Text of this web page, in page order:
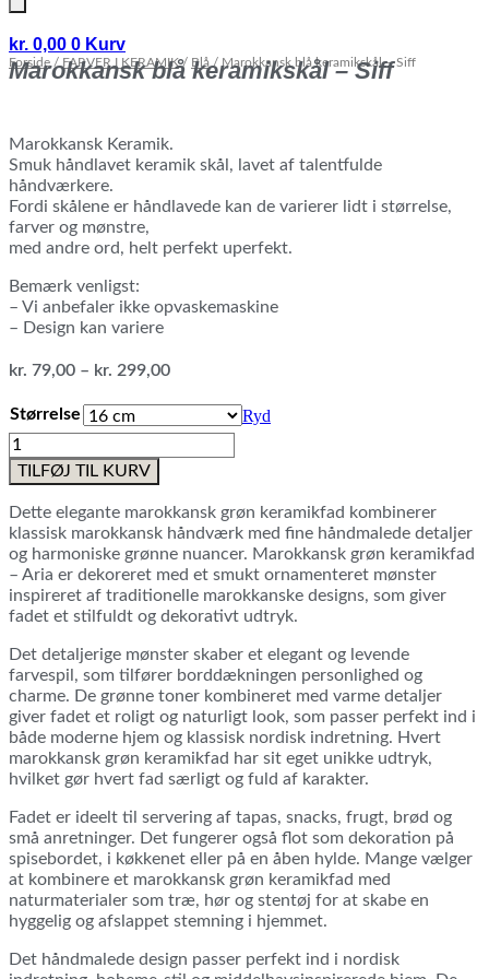
kr. 0,00 0 Kurv
Forside / FARVER I KERAMIK/ Blå / Marokkansk blå keramikskål – Siff
Marokkansk blå keramikskål – Siff
Marokkansk Keramik.
Smuk håndlavet keramik skål, lavet af talentfulde
håndværkere.
Fordi skålene er håndlavede kan de varierer lidt i størrelse,
farver og mønstre,
med andre ord, helt perfekt uperfekt.
Bemærk venligst:
– Vi anbefaler ikke opvaskemaskine
– Design kan variere
kr. 79,00 – kr. 299,00Prisinterval:
til
kr. 299,00
Størrelse
Ryd
Marokkansk
blå
keramikskål
Siff
antal
TILFØJ TIL KURV
Dette elegante marokkansk grøn keramikfad kombinerer
klassisk marokkansk håndværk med fine håndmalede detaljer
og harmoniske grønne nuancer. Marokkansk grøn keramikfad
– Aria er dekoreret med et smukt ornamenteret mønster
inspireret af traditionelle marokkanske designs, som giver
fadet et stilfuldt og dekorativt udtryk.
Det detaljerige mønster skaber et elegant og levende
farvespil, som tilfører borddækningen personlighed og
charme. De grønne toner kombineret med varme detaljer
giver fadet et roligt og naturligt look, som passer perfekt ind i
både moderne hjem og klassisk nordisk indretning. Hvert
marokkansk grøn keramikfad har sit eget unikke udtryk,
hvilket gør hvert fad særligt og fuld af karakter.
Fadet er ideelt til servering af tapas, snacks, frugt, brød og
små anretninger. Det fungerer også flot som dekoration på
spisebordet, i køkkenet eller på en åben hylde. Mange vælger
at kombinere et marokkansk grøn keramikfad med
naturmaterialer som træ, hør og stentøj for at skabe en
hyggelig og afslappet stemning i hjemmet.
Det håndmalede design passer perfekt ind i nordisk